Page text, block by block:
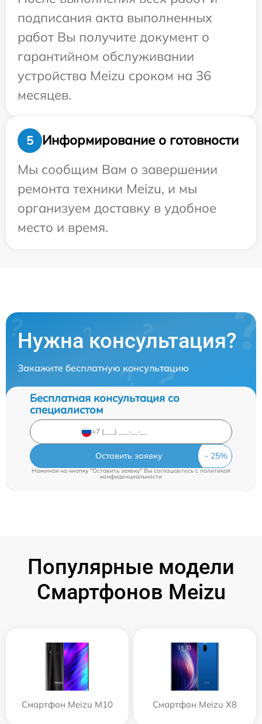
подписания акта выполненных
работ Вы получите документ о
гарантийном обслуживании
устройства Meizu сроком на 36
месяцев.
5
Информирование о готовности
Мы сообщим Вам о завершении
ремонта техники Meizu, и мы
организуем доставку в удобное
место и время.
Нужна консультация?
Закажите бесплатную консультацию
Бесплатная консультация со
специалистом
Оставить заявку
Нажимая на кнопку "Оставить заявку" Вы соглашаетесь cполитикой
конфиденциальности
Популярные модели
Смартфонов Meizu
Смартфон Meizu M10 Смартфон Meizu X8